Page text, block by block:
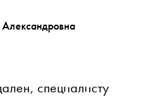
специалисту